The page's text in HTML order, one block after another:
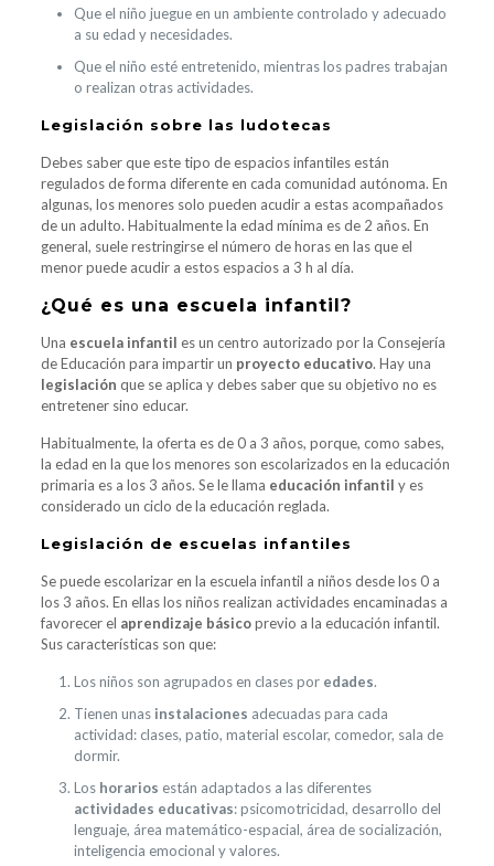
Que el niño juegue en un ambiente controlado y adecuado
a su edad y necesidades.
Que el niño esté entretenido, mientras los padres trabajan
o realizan otras actividades.
Legislación sobre las ludotecas
Debes saber que este tipo de espacios infantiles están
regulados de forma diferente en cada comunidad autónoma. En
algunas, los menores solo pueden acudir a estas acompañados
de un adulto. Habitualmente la edad mínima es de 2 años. En
general, suele restringirse el número de horas en las que el
menor puede acudir a estos espacios a 3 h al día.
¿Qué es una escuela infantil?
Una escuela infantil es un centro autorizado por la Consejería
de Educación para impartir un proyecto educativo. Hay una
legislación que se aplica y debes saber que su objetivo no es
entretener sino educar.
Habitualmente, la oferta es de 0 a 3 años, porque, como sabes,
la edad en la que los menores son escolarizados en la educación
primaria es a los 3 años. Se le llama educación infantil y es
considerado un ciclo de la educación reglada.
Legislación de escuelas infantiles
Se puede escolarizar en la escuela infantil a niños desde los 0 a
los 3 años. En ellas los niños realizan actividades encaminadas a
favorecer el aprendizaje básicoprevio a la educación infantil.
Sus características son que:
Los niños son agrupados en clases por edades.
Tienen unas instalaciones adecuadas para cada
actividad: clases, patio, material escolar, comedor, sala de
dormir.
Los horarios están adaptados a las diferentes
actividades educativas: psicomotricidad, desarrollo del
lenguaje, área matemático-espacial, área de socialización,
inteligencia emocional y valores.